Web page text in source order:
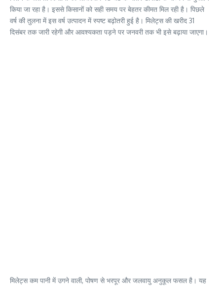
किया जा रहा है। इससे किसानों को सही समय पर बेहतर कीमत मिल रही है। पिछले
वर्ष की तुलना में इस वर्ष उत्पादन में स्पष्ट बढ़ोतरी हुई है। मिलेट्स की खरीद 31
दिसंबर तक जारी रहेगी और आवश्यकता पड़ने पर जनवरी तक भी इसे बढ़ाया जाएगा।
मिलेट्स कम पानी में उगने वाली, पोषण से भरपूर और जलवायु अनुकूल फसल है। यह